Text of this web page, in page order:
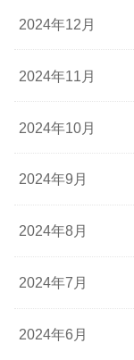
2024年12月
2024年11月
2024年10月
2024年9月
2024年8月
2024年7月
2024年6月